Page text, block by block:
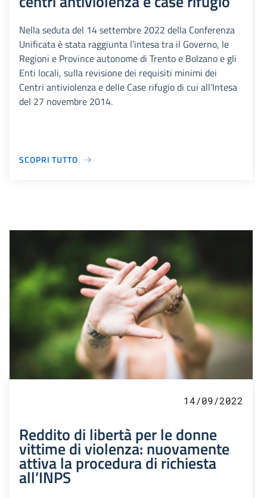
Nella seduta del 14 settembre 2022 della Conferenza
Unificata è stata raggiunta l’intesa tra il Governo, le
Regioni e Province autonome di Trento e Bolzano e gli
Enti locali, sulla revisione dei requisiti minimi dei
Centri antiviolenza e delle Case rifugio di cui all’Intesa
del 27 novembre 2014.
SCOPRI TUTTO
14/09/2022
Reddito di libertà per le donne
vittime di violenza: nuovamente
attiva la procedura di richiesta
all’INPS